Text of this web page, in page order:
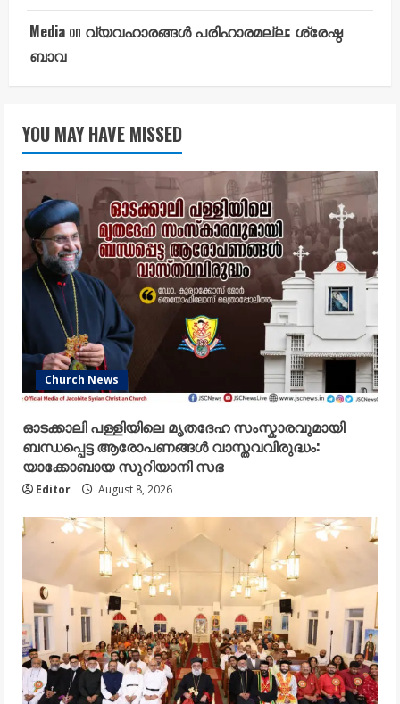
Media on വ്യവഹാരങ്ങൾ പരിഹാരമല്ല: ശ്രേഷ്ഠ
ബാവ
YOU MAY HAVE MISSED
Church News
ഓടക്കാലി പള്ളിയിലെ മൃതദേഹ സംസ്കാരവുമായി
ബന്ധപ്പെട്ട ആരോപണങ്ങൾ വാസ്തവവിരുദ്ധം:
യാക്കോബായ സുറിയാനി സഭ
Editor August 8, 2026